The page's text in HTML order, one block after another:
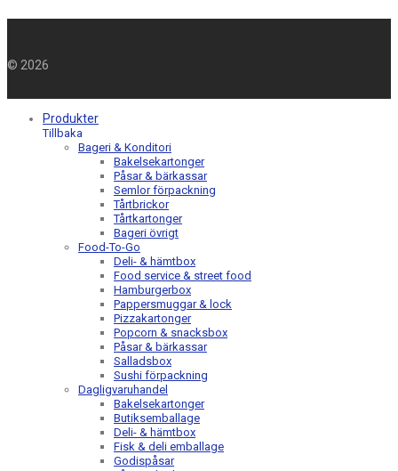
© 2026
Produkter
Tillbaka
Bageri & Konditori
Bakelsekartonger
Påsar & bärkassar
Semlor förpackning
Tårtbrickor
Tårtkartonger
Bageri övrigt
Food-To-Go
Deli- & hämtbox
Food service & street food
Hamburgerbox
Pappersmuggar & lock
Pizzakartonger
Popcorn & snacksbox
Påsar & bärkassar
Salladsbox
Sushi förpackning
Dagligvaruhandel
Bakelsekartonger
Butiksemballage
Deli- & hämtbox
Fisk & deli emballage
Godispåsar